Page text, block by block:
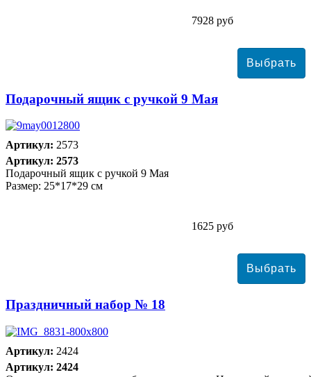
7928 руб
Подарочный ящик с ручкой 9 Мая
Артикул: 2573
Артикул: 2573
Подарочный ящик с ручкой 9 Мая
Размер: 25*17*29 см
1625 руб
Праздничный набор № 18
Артикул: 2424
Артикул: 2424